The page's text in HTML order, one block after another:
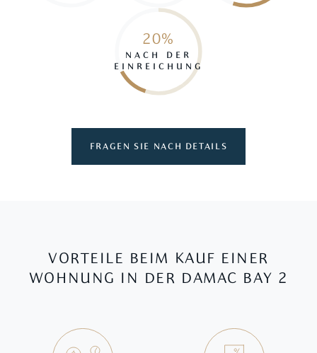
20%
NACH DER
EINREICHUNG
FRAGEN SIE NACH DETAILS
VORTEILE BEIM KAUF EINER
WOHNUNG IN DER DAMAC BAY 2